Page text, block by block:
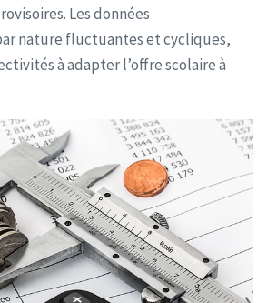
Les données
nature fluctuantes et cycliques,
à adapter l’offre scolaire à